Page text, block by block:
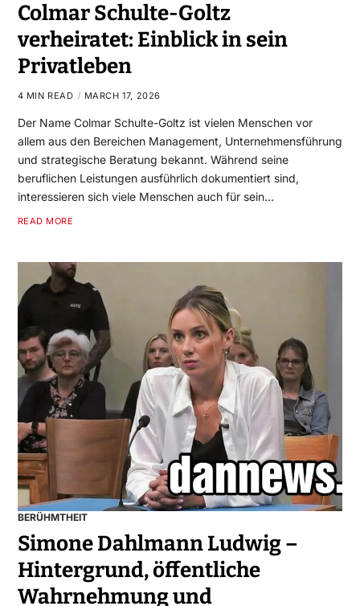
Colmar Schulte-Goltz
verheiratet: Einblick in sein
Privatleben
4 MIN READ MARCH 17, 2026
Der Name Colmar Schulte-Goltz ist vielen Menschen vor
allem aus den Bereichen Management, Unternehmensführung
und strategische Beratung bekannt. Während seine
beruflichen Leistungen ausführlich dokumentiert sind,
interessieren sich viele Menschen auch für sein…
READ MORE
BERÜHMTHEIT
Simone Dahlmann Ludwig –
Hintergrund, öffentliche
Wahrnehmung und